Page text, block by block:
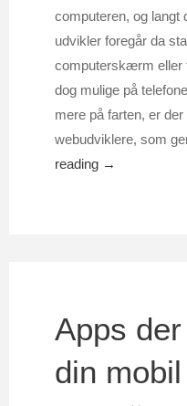
computeren, og langt
udvikler foregår da
computerskærm eller
dog mulige på
mere på farten, er
webudviklere, som
reading →
Apps
din